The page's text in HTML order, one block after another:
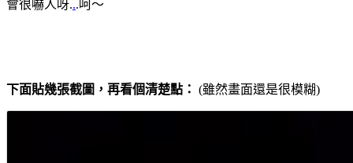
會很嚇人呀...呵～
下面貼幾張截圖，再看個清楚點： (雖然畫面還是很模糊)